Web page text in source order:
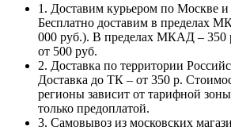
1. Доставим курьером по Москве
Бесплатно доставим в пределах
000 руб.). В пределах МКАД – 350
от 500 руб.
2. Доставка по территории
Доставка до ТК – от 350 р.
регионы зависит от тарифной
только предоплатой.
3. Самовывоз из московских